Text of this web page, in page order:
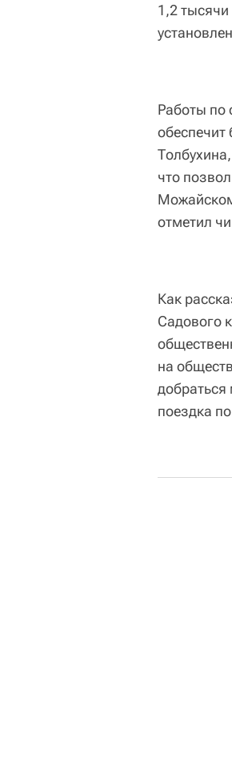
1,2 тысячи
Работы по
обеспечит
что
отметил
Как
Садового
на
добраться
поездка